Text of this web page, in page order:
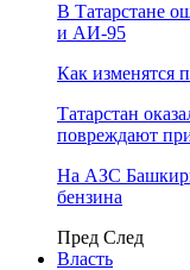
В Татарстане
и АИ-95
Как изменятся
Татарстан
повреждают
На АЗС
бензина
Пред След
Власть